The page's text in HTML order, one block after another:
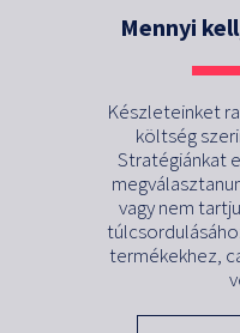
Mennyi
Készleteinket
költség
Stratégiánkat
vagy nem
termékekhez,